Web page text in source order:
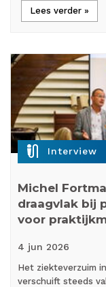
Lees verder »
mic_external_on Interview
Michel
draagvlak bij
voor
4 jun 2026
Het ziekteverzuim
verschuift steeds